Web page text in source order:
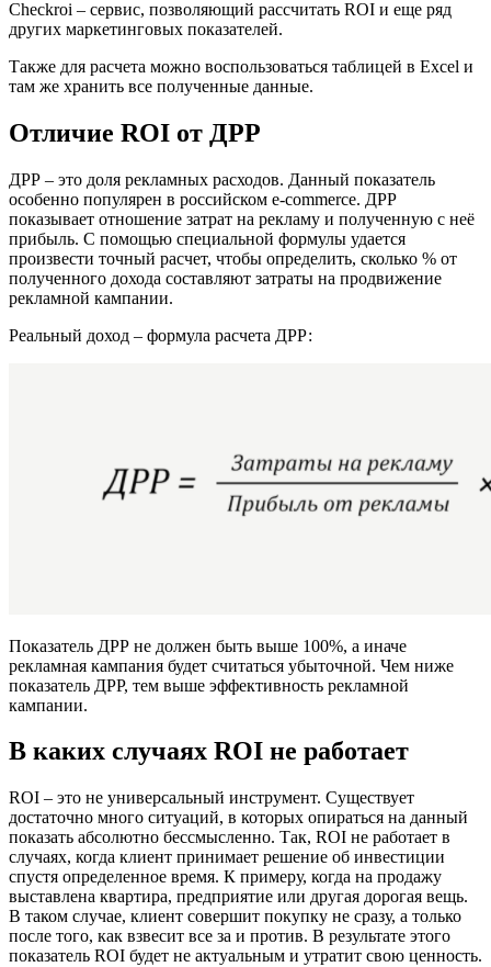
Checkroi – сервис, позволяющий рассчитать ROI и еще ряд
других маркетинговых показателей.
Также для расчета можно воспользоваться таблицей в Excel и
там же хранить все полученные данные.
Отличие ROI от ДРР
ДРР – это доля рекламных расходов. Данный показатель
особенно популярен в российском e-commerce. ДРР
показывает отношение затрат на рекламу и полученную с неё
прибыль. С помощью специальной формулы удается
произвести точный расчет, чтобы определить, сколько % от
полученного дохода составляют затраты на продвижение
рекламной кампании.
Реальный доход – формула расчета ДРР:
Показатель ДРР не должен быть выше 100%, а иначе
рекламная кампания будет считаться убыточной. Чем ниже
показатель ДРР, тем выше эффективность рекламной
кампании.
В каких случаях ROI не работает
ROI – это не универсальный инструмент. Существует
достаточно много ситуаций, в которых опираться на данный
показать абсолютно бессмысленно. Так, ROI не работает в
случаях, когда клиент принимает решение об инвестиции
спустя определенное время. К примеру, когда на продажу
выставлена квартира, предприятие или другая дорогая вещь.
В таком случае, клиент совершит покупку не сразу, а только
после того, как взвесит все за и против. В результате этого
показатель ROI будет не актуальным и утратит свою ценность.